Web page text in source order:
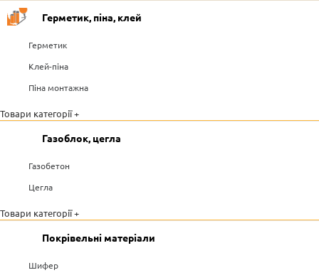
Герметик, піна, клей
Герметик
Клей-піна
Піна монтажна
Товари категорії +
Газоблок, цегла
Газобетон
Цегла
Товари категорії +
Покрівельні матеріали
Шифер